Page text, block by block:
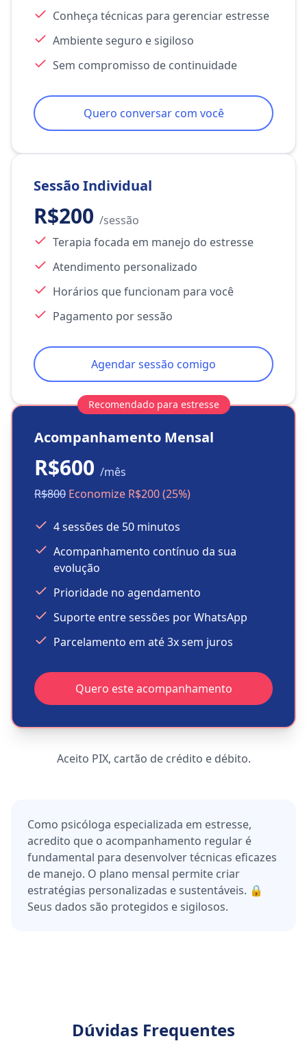
Conheça técnicas para gerenciar estresse
Ambiente seguro e sigiloso
Sem compromisso de continuidade
Quero conversar com você
Sessão Individual
R$200 /sessão
Terapia focada em manejo do estresse
Atendimento personalizado
Horários que funcionam para você
Pagamento por sessão
Agendar sessão comigo
Recomendado para estresse
Acompanhamento Mensal
R$600 /mês
R$800 Economize R$200 (25%)
4 sessões de 50 minutos
Acompanhamento contínuo da sua
evolução
Prioridade no agendamento
Suporte entre sessões por WhatsApp
Parcelamento em até 3x sem juros
Quero este acompanhamento
Aceito PIX, cartão de crédito e débito.
Como psicóloga especializada em estresse,
acredito que o acompanhamento regular é
fundamental para desenvolver técnicas eficazes
de manejo. O plano mensal permite criar
estratégias personalizadas e sustentáveis. 🔒
Seus dados são protegidos e sigilosos.
Dúvidas Frequentes